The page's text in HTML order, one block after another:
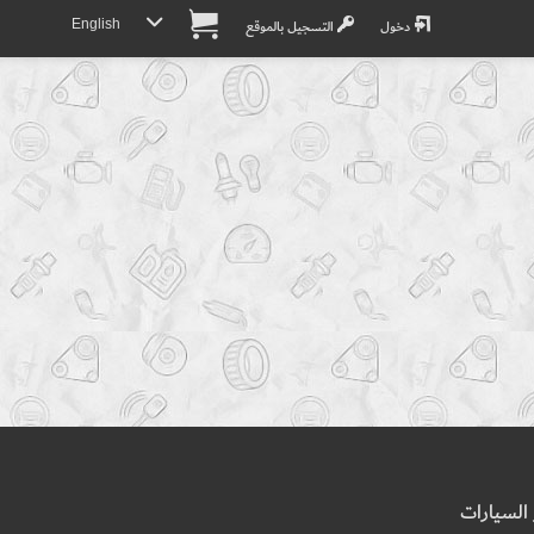
دخول التسجيل بالموقع English